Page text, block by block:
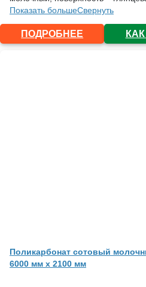
Показать большеСвернуть
ПОДРОБНЕЕ
Поликарбонат сотовый
6000 мм x 2100 мм